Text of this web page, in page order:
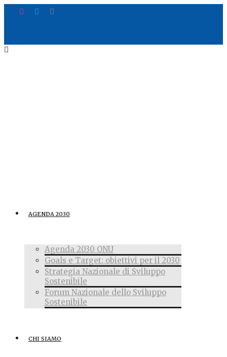
AGENDA 2030
Agenda 2030 ONU
Goals e Target: obiettivi per il 2030
Strategia Nazionale di Sviluppo
Sostenibile
Forum Nazionale dello Sviluppo
Sostenibile
CHI SIAMO